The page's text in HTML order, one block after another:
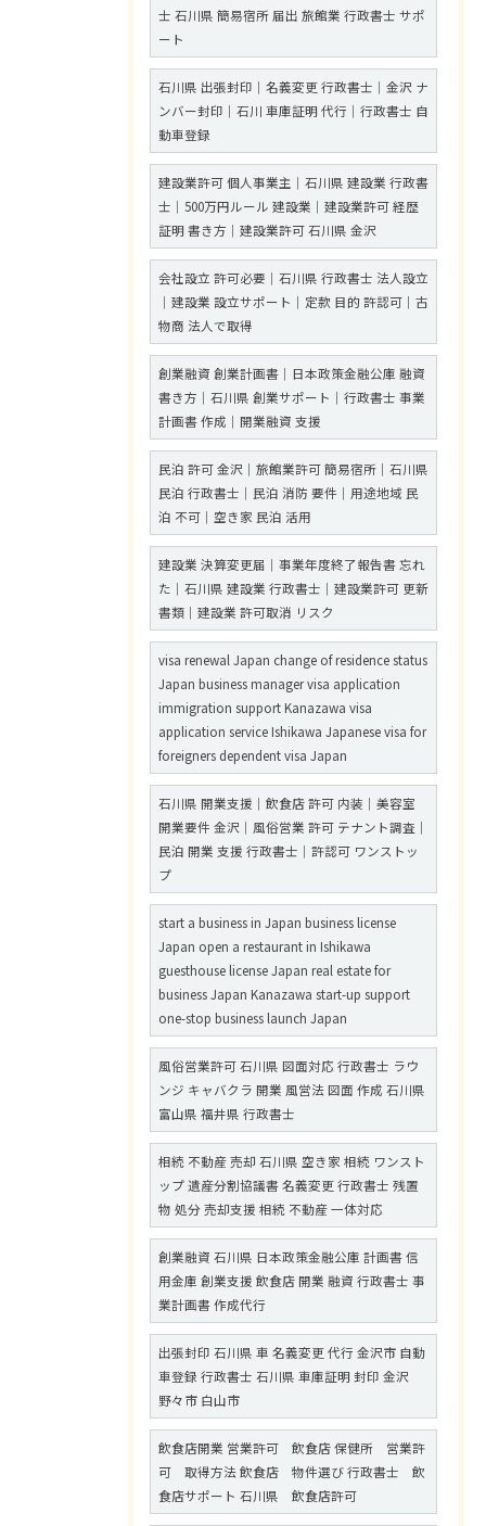
士 石川県 簡易宿所 届出 旅館業 行政書士 サポ
ート
石川県 出張封印｜名義変更 行政書士｜金沢 ナ
ンバー封印｜石川 車庫証明 代行｜行政書士 自
動車登録
建設業許可 個人事業主｜石川県 建設業 行政書
士｜500万円ルール 建設業｜建設業許可 経歴
証明 書き方｜建設業許可 石川県 金沢
会社設立 許可必要｜石川県 行政書士 法人設立
｜建設業 設立サポート｜定款 目的 許認可｜古
物商 法人で取得
創業融資 創業計画書｜日本政策金融公庫 融資
書き方｜石川県 創業サポート｜行政書士 事業
計画書 作成｜開業融資 支援
民泊 許可 金沢｜旅館業許可 簡易宿所｜石川県
民泊 行政書士｜民泊 消防 要件｜用途地域 民
泊 不可｜空き家 民泊 活用
建設業 決算変更届｜事業年度終了報告書 忘れ
た｜石川県 建設業 行政書士｜建設業許可 更新
書類｜建設業 許可取消 リスク
visa renewal Japan change of residence status
Japan business manager visa application
immigration support Kanazawa visa
application service Ishikawa Japanese visa for
foreigners dependent visa Japan
石川県 開業支援｜飲食店 許可 内装｜美容室
開業要件 金沢｜風俗営業 許可 テナント調査｜
民泊 開業 支援 行政書士｜許認可 ワンストッ
プ
start a business in Japan business license
Japan open a restaurant in Ishikawa
guesthouse license Japan real estate for
business Japan Kanazawa start-up support
one-stop business launch Japan
風俗営業許可 石川県 図面対応 行政書士 ラウ
ンジ キャバクラ 開業 風営法 図面 作成 石川県
富山県 福井県 行政書士
相続 不動産 売却 石川県 空き家 相続 ワンスト
ップ 遺産分割協議書 名義変更 行政書士 残置
物 処分 売却支援 相続 不動産 一体対応
創業融資 石川県 日本政策金融公庫 計画書 信
用金庫 創業支援 飲食店 開業 融資 行政書士 事
業計画書 作成代行
出張封印 石川県 車 名義変更 代行 金沢市 自動
車登録 行政書士 石川県 車庫証明 封印 金沢
野々市 白山市
飲食店開業 営業許可 飲食店 保健所 営業許
可 取得方法 飲食店 物件選び 行政書士 飲
食店サポート 石川県 飲食店許可